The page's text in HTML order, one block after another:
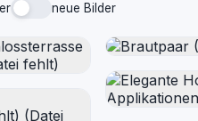
neue Bilder